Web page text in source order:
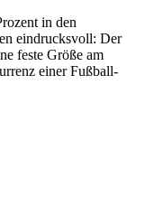
in den
eindrucksvoll: Der
feste Größe am
einer Fußball-